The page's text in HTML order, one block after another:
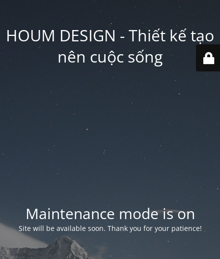
HOUM DESIGN - Thiết kế tạo
nên cuộc sống
Maintenance mode is on
Site will be available soon. Thank you for your patience!